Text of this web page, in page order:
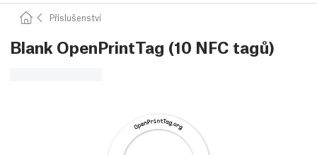
Příslušenství
Blank OpenPrintTag (10 NFC tagů)